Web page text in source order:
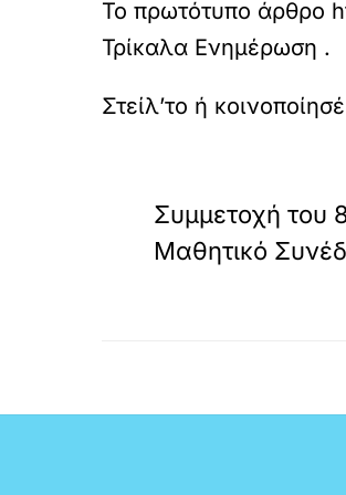
Το πρωτότυπο άρθρο
Τρίκαλα Ενημέρωση .
Συμμετοχή του
Μαθητικό